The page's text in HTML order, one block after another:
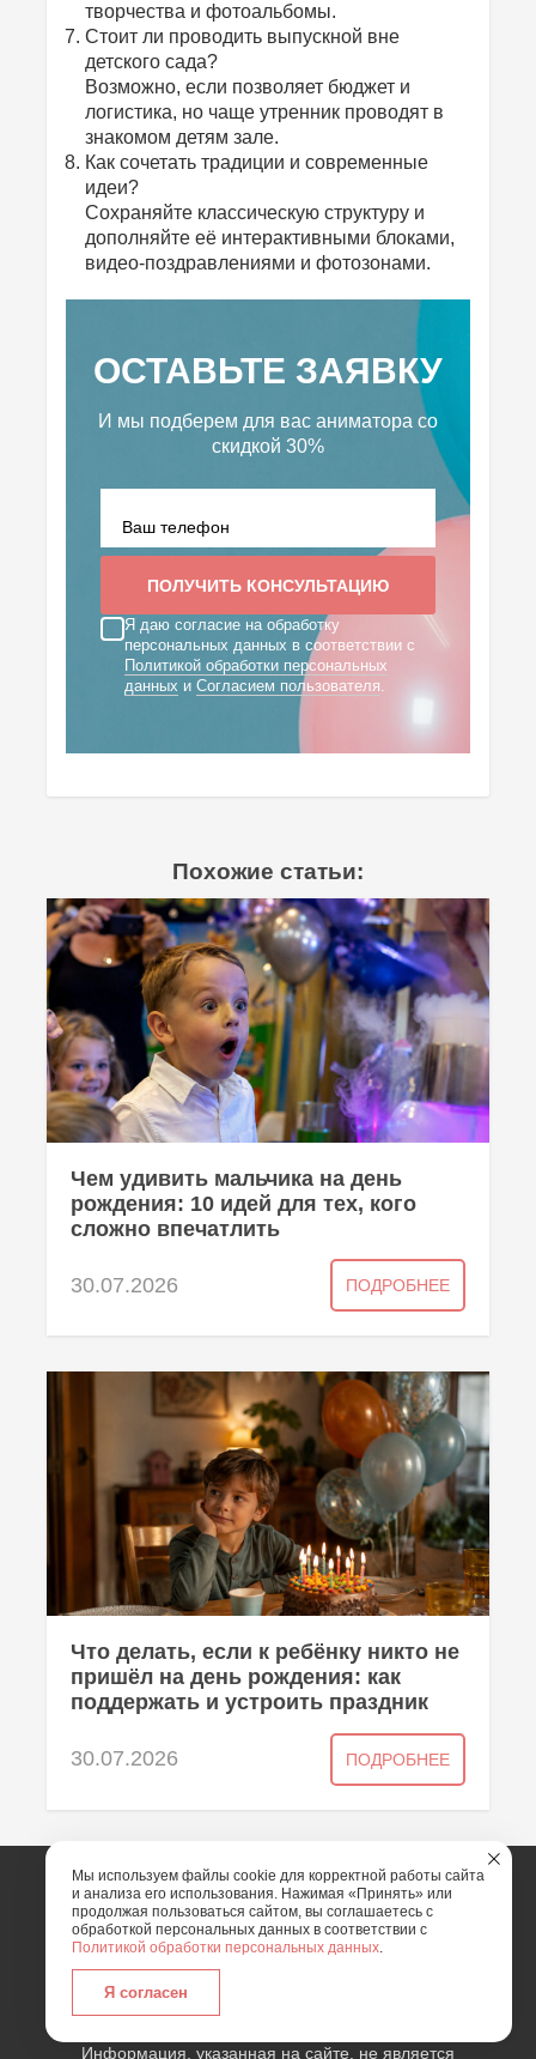
творчества и фотоальбомы.
Стоит ли проводить выпускной вне
детского сада?
Возможно, если позволяет бюджет и
логистика, но чаще утренник проводят в
знакомом детям зале.
Как сочетать традиции и современные
идеи?
Сохраняйте классическую структуру и
дополняйте её интерактивными блоками,
видео-поздравлениями и фотозонами.
ОСТАВЬТЕ ЗАЯВКУ
И мы подберем для вас аниматора со
скидкой 30%
Я даю согласие на обработку
персональных данных в соответствии с
Политикой обработки персональных
данных и Согласием пользователя.
Похожие статьи:
Чем удивить мальчика на день
рождения: 10 идей для тех, кого
сложно впечатлить
30.07.2026 ПОДРОБНЕЕ
Что делать, если к ребёнку никто не
пришёл на день рождения: как
поддержать и устроить праздник
30.07.2026 ПОДРОБНЕЕ
2026 | Art Mix Show - творческая группа
Согласие пользователя сайта на обработку
персональных данных
Информация, указанная на сайте, не является
Мы используем файлы cookie для корректной работы сайта
и анализа его использования. Нажимая «Принять» или
продолжая пользоваться сайтом, вы соглашаетесь с
обработкой персональных данных в соответствии с
Политикой обработки персональных данных.
Я согласен